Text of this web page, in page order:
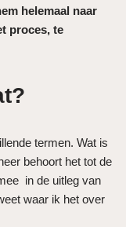
helemaal naar
proces, te
termen. Wat is
behoort het tot de
in de uitleg van
waar ik het over